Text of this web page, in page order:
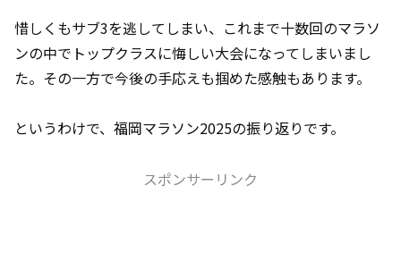
惜しくもサブ3を逃してしまい、これまで十数回のマラソ
ンの中でトップクラスに悔しい大会になってしまいまし
た。その一方で今後の手応えも掴めた感触もあります。
というわけで、福岡マラソン2025の振り返りです。
スポンサーリンク